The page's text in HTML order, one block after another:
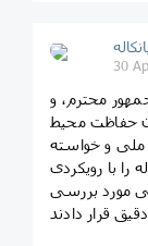
30
محترم، و
حفاظت محیط
ملی و خواسته
را با رویکردی
مورد بررسی